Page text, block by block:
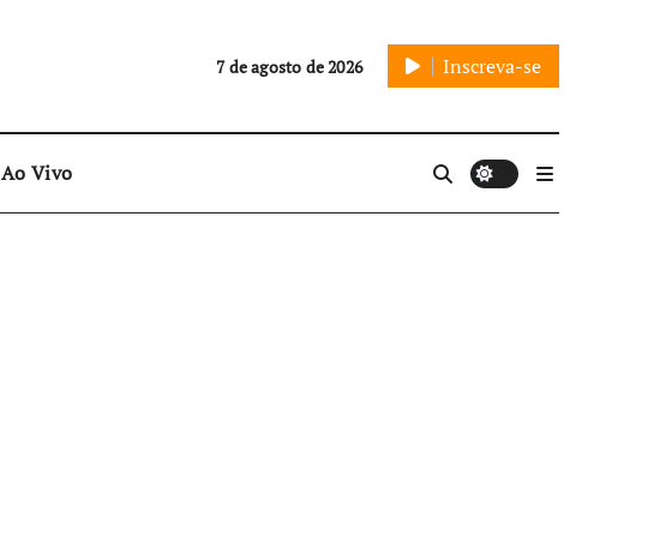
7 de agosto de 2026 Inscreva-se
Ao Vivo